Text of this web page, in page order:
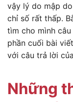
vậy lý do mập
chỉ số rất thấp.
tìm cho mình
phần cuối bài
với câu trả lời
Những